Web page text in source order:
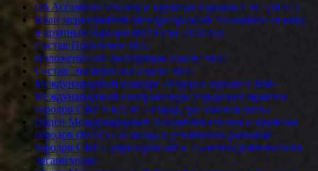
Об Ассамблее столиц и крупных городов СНГ (МАГ)
План мероприятий Международной Ассамблеи столиц
и крупных городов (МАГ) на 2026 год
Состав Правления МАГ
Положение об Экспертном совете МАГ
Состав Экспертного совета МАГ
Международный конкурс «Город в зеркале СМИ»
Международный смотр-конкурс городских практик
городов СНГ и ЕАЭС «Город, где хочется жить»
Орден Международной Ассамблеи столиц и крупных
городов (МАГ) «За вклад в устойчивое развитие
городов СНГ», учрежденный к 25-летию деятельности
организации